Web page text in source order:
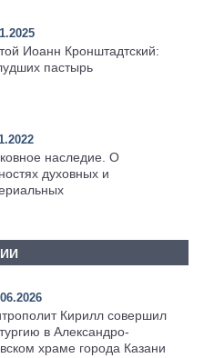
Кронштадтский:
пастырь
наследие. О
духовных и
Кирилл совершил
в Александро-
храме города Казани